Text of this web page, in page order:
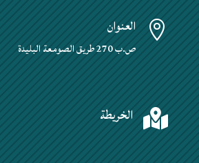
 العنوان
ص.ب 270 طريق الصومعة البليدة
 الخريطة